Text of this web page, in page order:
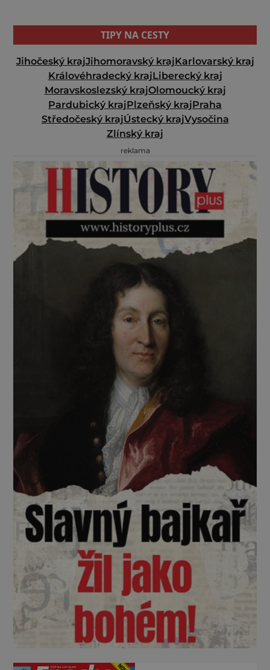
TIPY NA CESTY
Jihočeský krajJihomoravský krajKarlovarský kraj
Královéhradecký krajLiberecký kraj
Moravskoslezský krajOlomoucký kraj
Pardubický krajPlzeňský krajPraha
Středočeský krajÚstecký krajVysočina
Zlínský kraj
reklama